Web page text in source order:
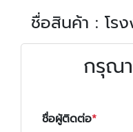
ชื่อสินค้า : โร
กรุณ
ชื่อผู้ติดต่อ